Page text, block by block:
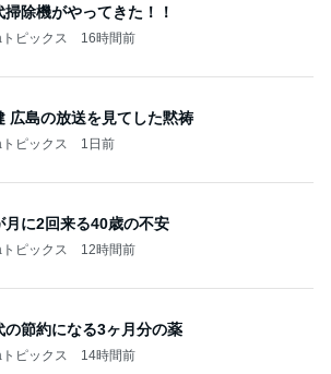
掃除機がやってきた！！
ピックス 16時間前
広島の放送を見てした黙祷
ピックス 1日前
月に2回来る40歳の不安
ピックス 12時間前
の節約になる3ヶ月分の薬
ピックス 14時間前